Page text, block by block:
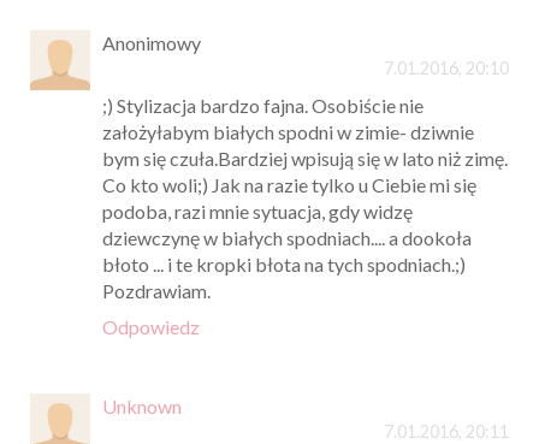
Anonimowy
7.01.2016, 20:10
;) Stylizacja bardzo fajna. Osobiście nie
założyłabym białych spodni w zimie- dziwnie
bym się czuła.Bardziej wpisują się w lato niż zimę.
Co kto woli;) Jak na razie tylko u Ciebie mi się
podoba, razi mnie sytuacja, gdy widzę
dziewczynę w białych spodniach.... a dookoła
błoto ... i te kropki błota na tych spodniach.;)
Pozdrawiam.
Odpowiedz
Unknown
7.01.2016, 20:11